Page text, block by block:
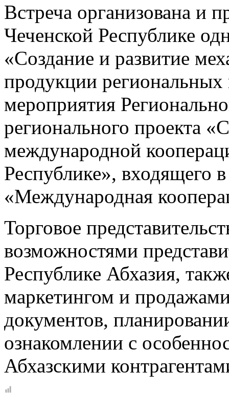
Встреча организована и
Чеченской Республике
«Создание и развитие
продукции
мероприятия
регионального проекта
международной
Республике», входящего
«Международная
Торговое
возможностями
Республике Абхазия,
маркетингом и
документов,
ознакомлении с
Абхазскими